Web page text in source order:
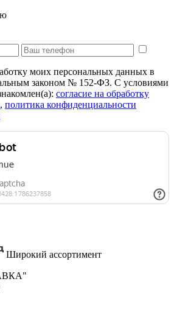
моих персональных данных в
законом № 152-ФЗ. С условиями
cогласие на обработку
, политика конфиденциальности
Широкий ассортимент